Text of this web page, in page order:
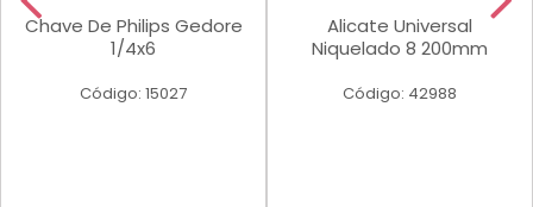
Chave De Philips Gedore
1/4x6
Código: 15027
Alicate Universal
Niquelado 8 200mm
Código: 42988